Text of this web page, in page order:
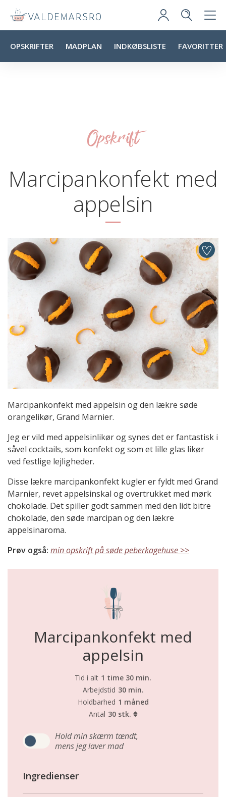
OPSKRIFTER MADPLAN INDKØBSLISTE FAVORITTER
Opskrift
Marcipankonfekt med
appelsin
Marcipankonfekt med appelsin og den lækre søde
orangelikør, Grand Marnier.
Jeg er vild med appelsinlikør og synes det er fantastisk i
såvel cocktails, som konfekt og som et lille glas likør
ved festlige lejligheder.
Disse lækre marcipankonfekt kugler er fyldt med Grand
Marnier, revet appelsinskal og overtrukket med mørk
chokolade. Det spiller godt sammen med den lidt bitre
chokolade, den søde marcipan og den lækre
appelsinaroma.
Prøv også: min opskrift på søde peberkagehuse >>
Marcipankonfekt med
appelsin
Tid i alt 1 time 30 min.
Arbejdstid 30 min.
Holdbarhed 1 måned
Antal 30 stk.
Hold min skærm tændt,
mens jeg laver mad
Ingredienser